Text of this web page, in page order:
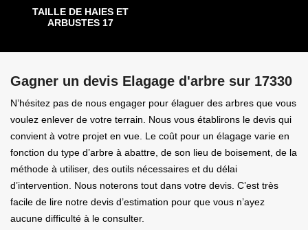
TAILLE DE HAIES ET
ARBUSTES 17
Gagner un devis Elagage d'arbre sur 17330
N’hésitez pas de nous engager pour élaguer des arbres que vous
voulez enlever de votre terrain. Nous vous établirons le devis qui
convient à votre projet en vue. Le coût pour un élagage varie en
fonction du type d’arbre à abattre, de son lieu de boisement, de la
méthode à utiliser, des outils nécessaires et du délai
d’intervention. Nous noterons tout dans votre devis. C’est très
facile de lire notre devis d’estimation pour que vous n’ayez
aucune difficulté à le consulter.